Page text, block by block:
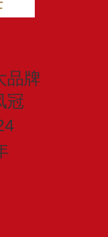
品牌
冠